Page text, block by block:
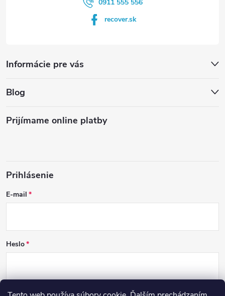
0911 555 556
recover.sk
Informácie pre vás
Blog
Prijímame online platby
Prihlásenie
E-mail
Heslo